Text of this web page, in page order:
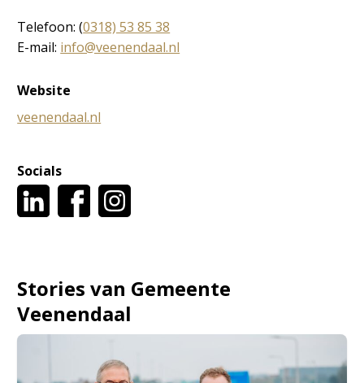
Telefoon: (0318) 53 85 38
E-mail: info@veenendaal.nl
Website
veenendaal.nl
Socials
Stories van Gemeente
Veenendaal